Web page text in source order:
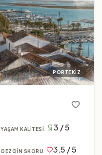
PORTEKIZ
YAŞAM KALITESI 3 / 5
GEZGIN SKORU 3.5 / 5